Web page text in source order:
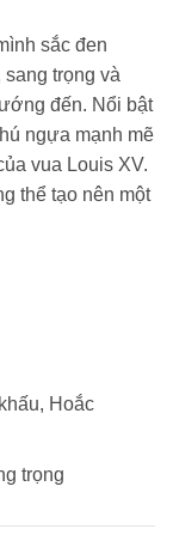
sắc đen
trọng và
đến. Nổi bật
ngựa mạnh mẽ
vua Louis XV.
thể tạo nên một
Hoắc
trọng